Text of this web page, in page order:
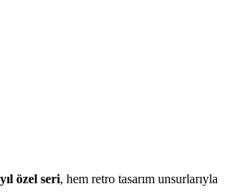
özel seri, hem retro tasarım unsurlarıyla